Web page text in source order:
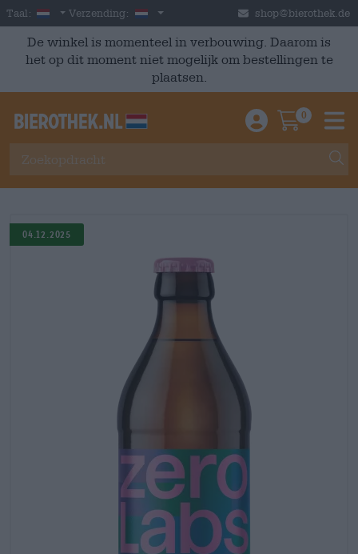
Skip to main content
Taal: Dutch
Verzending: Nederland shop@bierothek.de
De winkel is momenteel in verbouwing. Daarom is
het op dit moment niet mogelijk om bestellingen te
plaatsen.
Einloggen /
0
04.12.2025